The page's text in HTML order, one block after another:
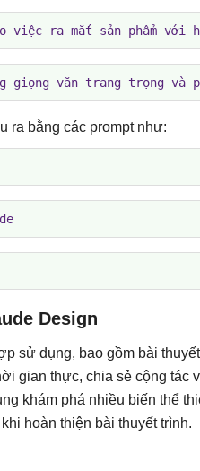
ra mắt sản phẩm với
văn trang trọng và
ra bằng các prompt như:
Design
sử dụng, bao gồm bài
gian thực, chia sẻ cộng tác
khám phá nhiều biến thể
hoàn thiện bài thuyết trình.